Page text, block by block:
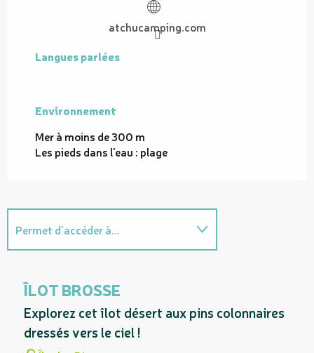
atchucamping.com
Langues parlées
Langues parlées
Environnement
Environnement
Mer à moins de 300 m
Les pieds dans l'eau : plage
Permet d'accéder à...
En lien avec
ÎLOT BROSSE
Explorez cet îlot désert aux pins colonnaires
dressés vers le ciel !